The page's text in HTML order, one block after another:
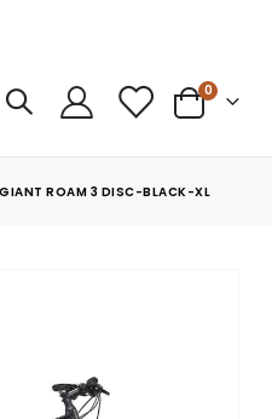
Cart
0prekės
ROAM 3 DISC-BLACK-XL